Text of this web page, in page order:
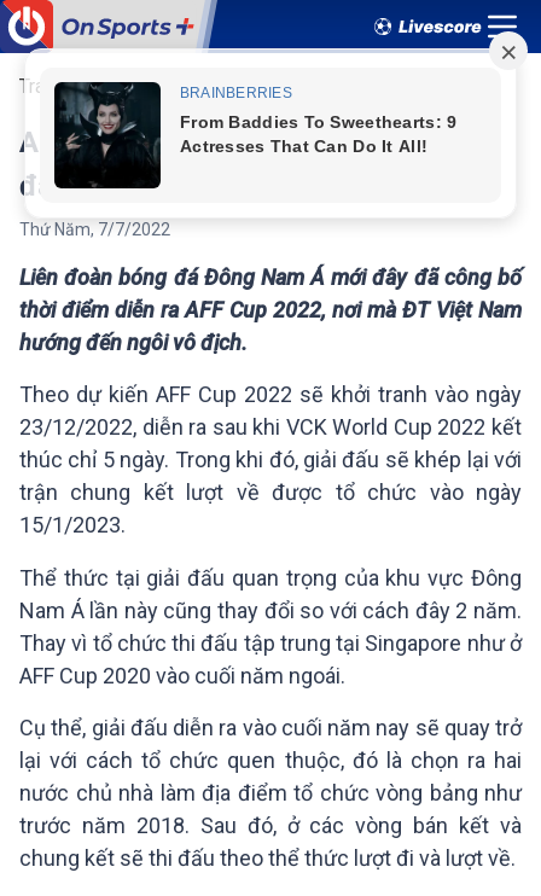
Trang chủ Việt Nam AFF Cup
AFF Cup 2022 tổ chức khi nào? Ở
đâu?
Thứ Năm, 7/7/2022
Liên đoàn bóng đá Đông Nam Á mới đây đã công bố
thời điểm diễn ra AFF Cup 2022, nơi mà ĐT Việt Nam
hướng đến ngôi vô địch.
Theo dự kiến AFF Cup 2022 sẽ khởi tranh vào ngày
23/12/2022, diễn ra sau khi VCK World Cup 2022 kết
thúc chỉ 5 ngày. Trong khi đó, giải đấu sẽ khép lại với
trận chung kết lượt về được tổ chức vào ngày
15/1/2023.
Thể thức tại giải đấu quan trọng của khu vực Đông
Nam Á lần này cũng thay đổi so với cách đây 2 năm.
Thay vì tổ chức thi đấu tập trung tại Singapore như ở
AFF Cup 2020 vào cuối năm ngoái.
Cụ thể, giải đấu diễn ra vào cuối năm nay sẽ quay trở
lại với cách tổ chức quen thuộc, đó là chọn ra hai
nước chủ nhà làm địa điểm tổ chức vòng bảng như
trước năm 2018. Sau đó, ở các vòng bán kết và
chung kết sẽ thi đấu theo thể thức lượt đi và lượt về.